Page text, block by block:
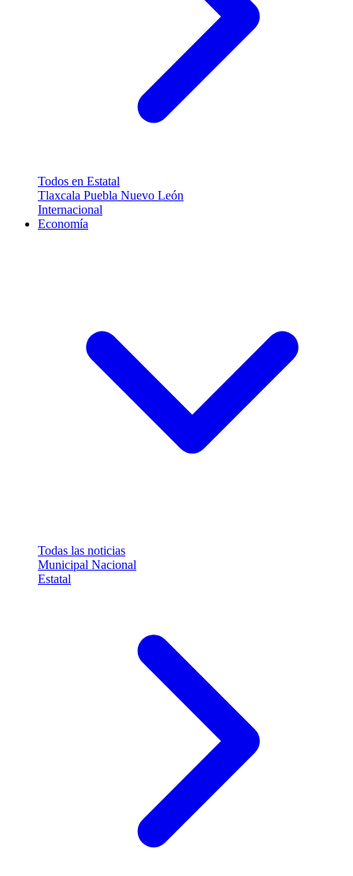
Todos en Estatal
Tlaxcala Puebla Nuevo León
Internacional
Economía
Todas las noticias
Municipal Nacional
Estatal